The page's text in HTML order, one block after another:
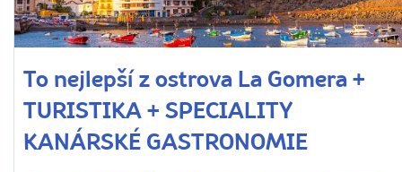
To nejlepší z ostrova La Gomera +
TURISTIKA + SPECIALITY
KANÁRSKÉ GASTRONOMIE